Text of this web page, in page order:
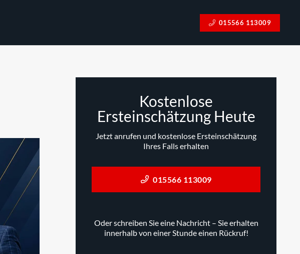
015566 113009
Kostenlose
Ersteinschätzung Heute
Jetzt anrufen und kostenlose Ersteinschätzung
Ihres Falls erhalten
015566 113009
Oder schreiben Sie eine Nachricht – Sie erhalten
innerhalb von einer Stunde einen Rückruf!